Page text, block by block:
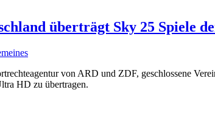
überträgt Sky 25 Spiele
von ARD und ZDF, geschlossene
HD zu übertragen.